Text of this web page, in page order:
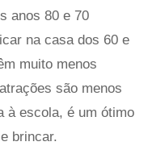
anos 80 e 70
na casa dos 60 e
muito menos
são menos
à escola, é um ótimo
brincar.